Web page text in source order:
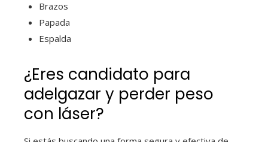
Brazos
Papada
Espalda
¿Eres candidato para
adelgazar y perder peso
con láser?